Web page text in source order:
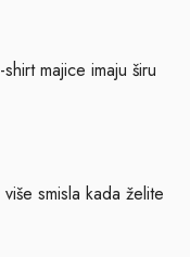
majice imaju širu
smisla kada želite